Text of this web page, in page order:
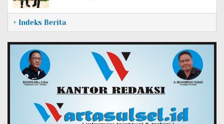
+ Indeks Berita